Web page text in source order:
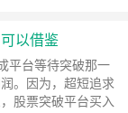
以借鉴
平台等待突破那一
。因为，超短追求
股票突破平台买入